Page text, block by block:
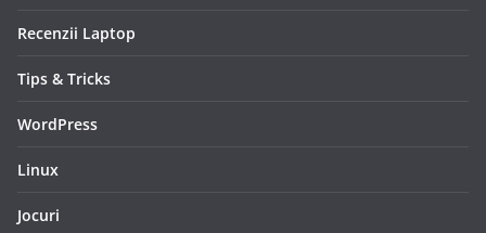
Recenzii Laptop
Tips & Tricks
WordPress
Linux
Jocuri